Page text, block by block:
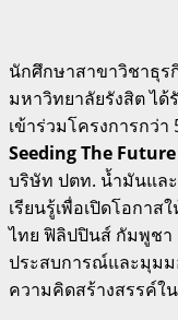
นักศึกษาสาขาวิชาธุร
มหาวิทยาลัยรังสิต ได้
เข้าร่วมโครงการกว่า
Seeding The Future
บริษัท ปตท. น้ำมันแล
เรียนรู้เพื่อเปิดโอกาส
ไทย ฟิลิปปินส์ กัมพูชา
ประสบการณ์และมุมม
ความคิดสร้างสรรค์ใ